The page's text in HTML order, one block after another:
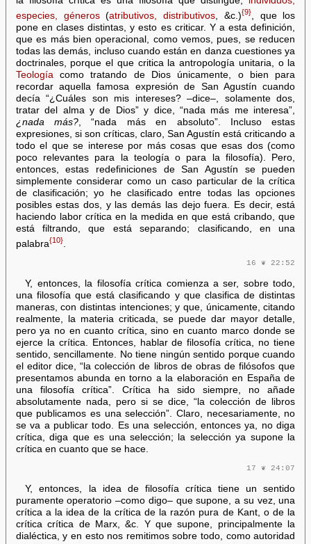
especies, géneros(atributivos, distributivos , &c.){9}, que los
pone en clases distintas, y esto es criticar. Y a esta definición,
que es más bien operacional, como vemos, pues, se reducen
todas las demás, incluso cuando están en danza cuestiones ya
doctrinales, porque el que critica la antropología unitaria, o la
Teología como tratando de Dios únicamente, o bien para
recordar aquella famosa expresión de San Agustín cuando
decía “¿Cuáles son mis intereses? –dice–, solamente dos,
tratar del alma y de Dios” y dice, “nada más me interesa”,
¿nada más? , “nada más en absoluto”. Incluso estas
expresiones, si son críticas, claro, San Agustín está criticando a
todo el que se interese por más cosas que esas dos (como
poco relevantes para la teología o para la filosofía). Pero,
entonces, estas redefiniciones de San Agustín se pueden
simplemente considerar como un caso particular de la crítica
de clasificación; yo he clasificado entre todas las opciones
posibles estas dos, y las demás las dejo fuera. Es decir, está
haciendo labor crítica en la medida en que está cribando, que
está filtrando, que está separando; clasificando, en una
palabra{10}.
16 ❦ 22:52
Y, entonces, la filosofía crítica comienza a ser, sobre todo,
una filosofía que está clasificando y que clasifica de distintas
maneras, con distintas intenciones; y que, únicamente, citando
realmente, la materia criticada, se puede dar mayor detalle,
pero ya no en cuanto crítica, sino en cuanto marco donde se
ejerce la crítica. Entonces, hablar de filosofía crítica, no tiene
sentido, sencillamente. No tiene ningún sentido porque cuando
el editor dice, “la colección de libros de obras de filósofos que
presentamos abunda en torno a la elaboración en España de
una filosofía crítica”. Crítica ha sido siempre, no añade
absolutamente nada, pero si se dice, “la colección de libros
que publicamos es una selección”. Claro, necesariamente, no
se va a publicar todo. Es una selección, entonces ya, no diga
crítica, diga que es una selección; la selección ya supone la
crítica en cuanto que se hace.
17 ❦ 24:07
Y, entonces, la idea de filosofía crítica tiene un sentido
puramente operatorio –como digo– que supone, a su vez, una
crítica a la idea de la crítica de la razón pura de Kant, o de la
crítica crítica de Marx, &c. Y que supone, principalmente la
dialéctica, y en esto nos remitimos sobre todo, como autoridad